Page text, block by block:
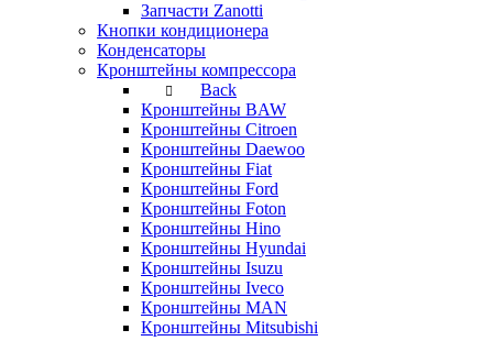
Запчасти Zanotti
Кнопки кондиционера
Конденсаторы
Кронштейны компрессора
Back
Кронштейны BAW
Кронштейны Citroen
Кронштейны Daewoo
Кронштейны Fiat
Кронштейны Ford
Кронштейны Foton
Кронштейны Hino
Кронштейны Hyundai
Кронштейны Isuzu
Кронштейны Iveco
Кронштейны MAN
Кронштейны Mitsubishi